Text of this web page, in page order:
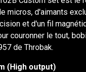
micros, d'aimants
et d'un fil
couronner le tout,
de Throbak.
(High output)